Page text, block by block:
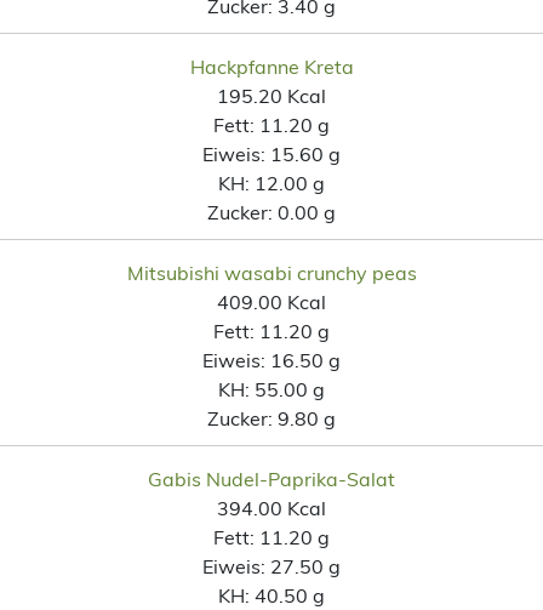
Zucker: 3.40 g
Hackpfanne Kreta
195.20 Kcal
Fett: 11.20 g
Eiweis: 15.60 g
KH: 12.00 g
Zucker: 0.00 g
Mitsubishi wasabi crunchy peas
409.00 Kcal
Fett: 11.20 g
Eiweis: 16.50 g
KH: 55.00 g
Zucker: 9.80 g
Gabis Nudel-Paprika-Salat
394.00 Kcal
Fett: 11.20 g
Eiweis: 27.50 g
KH: 40.50 g